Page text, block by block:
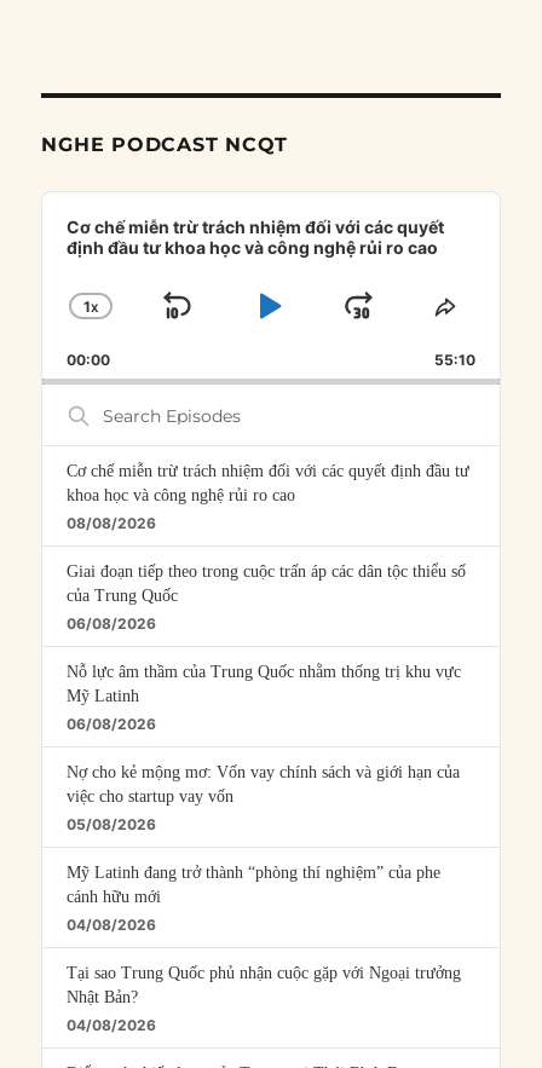
NGHE PODCAST NCQT
Audio
Player
Cơ chế miễn trừ trách nhiệm đối với các quyết
định đầu tư khoa học và công nghệ rủi ro cao
CHANGE
RATE
1X
SKIP
PLAYJUMP
FORWARD
SHARE
00:00 55:10
Search
Episodes
Cơ chế miễn trừ trách nhiệm đối với các quyết định đầu tư
khoa học và công nghệ rủi ro cao
08/08/2026
Giai đoạn tiếp theo trong cuộc trấn áp các dân tộc thiểu số
của Trung Quốc
06/08/2026
Nỗ lực âm thầm của Trung Quốc nhằm thống trị khu vực
Mỹ Latinh
06/08/2026
Nợ cho kẻ mộng mơ: Vốn vay chính sách và giới hạn của
việc cho startup vay vốn
05/08/2026
Mỹ Latinh đang trở thành “phòng thí nghiệm” của phe
cánh hữu mới
04/08/2026
Tại sao Trung Quốc phủ nhận cuộc gặp với Ngoại trưởng
Nhật Bản?
04/08/2026